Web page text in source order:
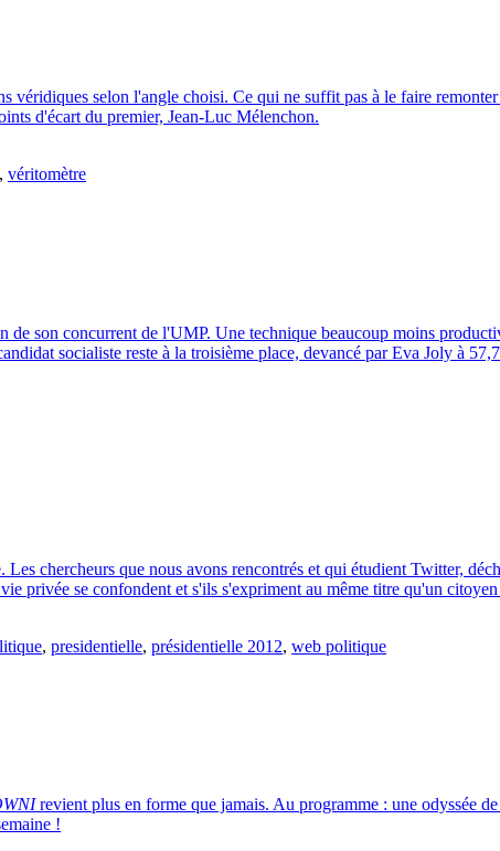
véridiques selon l'angle choisi. Ce qui ne suffit pas à le faire
d'écart du premier, Jean-Luc Mélenchon.
, véritomètre
son concurrent de l'UMP. Une technique beaucoup moins
socialiste reste à la troisième place, devancé par Eva Joly à
chercheurs que nous avons rencontrés et qui étudient Twitter,
privée se confondent et s'ils s'expriment au même titre qu'un
, presidentielle, présidentielle 2012, web politique
revient plus en forme que jamais. Au programme : une odyssée
!